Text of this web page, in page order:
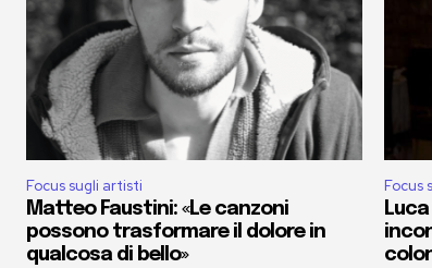
Focus sugli artisti
Matteo Faustini: «Le canzoni
possono trasformare il dolore in
qualcosa di bello»
Focus